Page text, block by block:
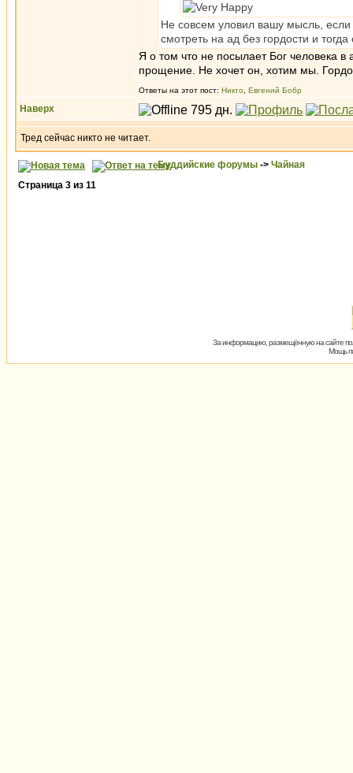
Не совсем уловил вашу мысль,
смотреть на ад без гордости и
Я о том что не посылает Бог человека
прощение. Не хочет он, хотим мы.
Ответы на этот пост: Никто Евгений Бобр
Наверх
Тред сейчас никто не читает.
Буддийские форумы -> Чайная
Страница 3 из 11
За информацию, размещённую на сайте
Мощь